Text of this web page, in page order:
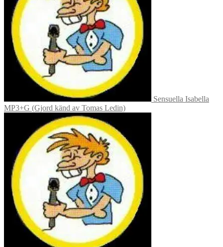
Sensuella Isabella
MP3+G (Gjord känd av Tomas Ledin)